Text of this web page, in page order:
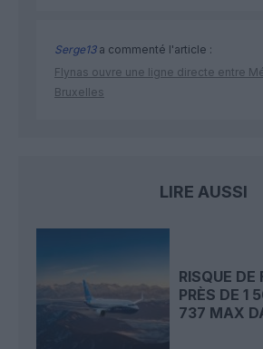
Serge13a commenté l'article :
Flynas ouvre une ligne directe entre
Bruxelles
LIRE AUSSI
RISQUE DE
PRÈS DE 1
737 MAX